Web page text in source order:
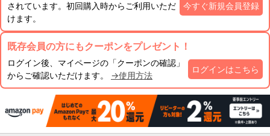
されています。初回購入時からご利用いただ
けます。
今すぐ新規会員登録
既存会員の方にもクーポンをプレゼント！
ログイン後、マイページの「クーポンの確認」
からご確認いただけます。 →使用方法
ログインはこちら